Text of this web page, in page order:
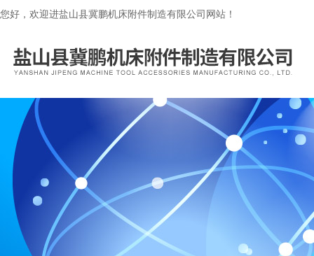
您好，欢迎进盐山县冀鹏机床附件制造有限公司网站！